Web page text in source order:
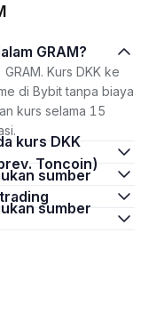
GRAM?
Kurs DKK ke
di Bybit tanpa biaya
kurs selama 15